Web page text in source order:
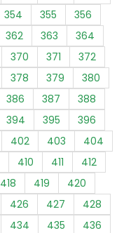
354 355
356
362 363
364
370 371
372
378 379
380
386 387
388
394 395
396
402 403
404
410 411
412
418 419
420
426 427
428
434 435
436